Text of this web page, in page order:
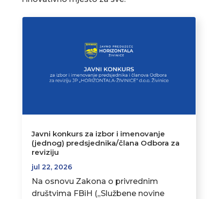
Javni konkurs za izbor i imenovanje
(jednog) predsjednika/člana Odbora za
reviziju
jul 22, 2026
Na osnovu Zakona o privrednim
društvima FBiH („Službene novine